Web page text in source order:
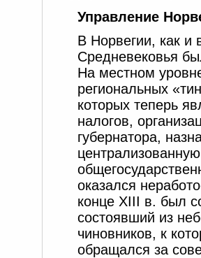
Управление
В Норвегии, как и
Средневековья
На местном
региональных
которых теперь
налогов,
губернатора,
оказался
конце XIII в. был
состоявший из
чиновников, к
обращался за